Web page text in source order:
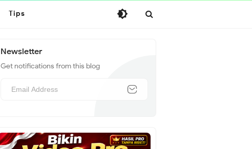
Tips
Newsletter
Get notifications from this blog